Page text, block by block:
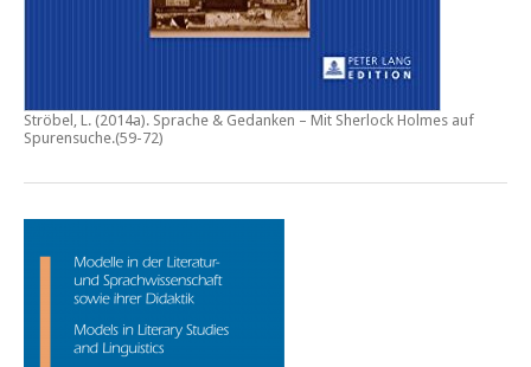
Ströbel, L. (2014a). Sprache & Gedanken – Mit Sherlock Holmes auf
Spurensuche.(59-72)